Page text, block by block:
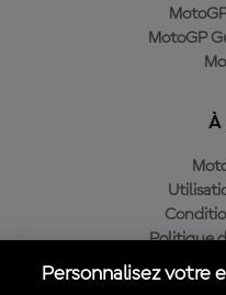
MotoGP
À
Politique
Personnalisez votre